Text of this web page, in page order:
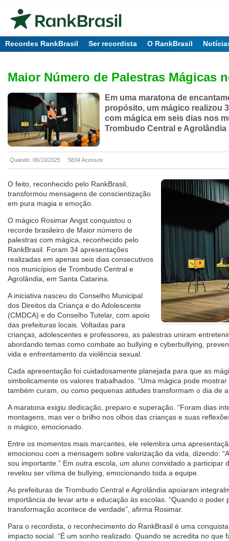
Recordes RankBrasil Ser recordista O RankBrasil
Maior Número de Palestras Mágicas
Em uma maratona de
propósito, um mágico realizou
com mágica em seis dias nos
Trombudo Central e Agrolândia
Quando: 06/10/2025 5834 Acessos
O feito, reconhecido pelo RankBrasil,
transformou mensagens de conscientização
em pura magia e emoção.
O mágico Rosimar Angst conquistou o
recorde brasileiro de Maior número de
palestras com mágica, reconhecido pelo
RankBrasil. Foram 34 apresentações
realizadas em apenas seis dias consecutivos
nos municípios de Trombudo Central e
Agrolândia, em Santa Catarina.
A iniciativa nasceu do Conselho Municipal
dos Direitos da Criança e do Adolescente
(CMDCA) e do Conselho Tutelar, com apoio
das prefeituras locais. Voltadas para
crianças, adolescentes e professores, as palestras uniram
abordando temas como combate ao bullying e cyberbullying,
vida e enfrentamento da violência sexual.
Cada apresentação foi cuidadosamente planejada para que as
simbolicamente os valores trabalhados. “Uma mágica pode
também curam, ou como pequenas atitudes transformam o dia de
A maratona exigiu dedicação, preparo e superação. “Foram dias
montagens, mas ver o brilho nos olhos das crianças e suas
o mágico, emocionado.
Entre os momentos mais marcantes, ele relembra uma
emocionou com a mensagem sobre valorização da vida, dizendo:
sou importante.” Em outra escola, um aluno convidado a participar
revelou ser vítima de bullying, emocionando toda a equipe.
As prefeituras de Trombudo Central e Agrolândia apoiaram
importância de levar arte e educação às escolas. “Quando o poder
transformação acontece de verdade”, afirma Rosimar.
Para o recordista, o reconhecimento do RankBrasil é uma
impacto social. “É um sonho realizado. Quando se acredita no que